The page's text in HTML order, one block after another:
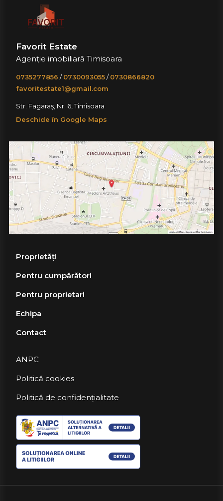
Favorit Estate
Agenție imobiliară Timisoara
0735277856 /0730093055/0730866820
favoritestate1@gmail.com
Str. Fagaraș, Nr. 6, Timisoara
Deschide în Google Maps
Proprietăți
Pentru cumpărători
Pentru proprietari
Echipa
Contact
ANPC
Politică cookies
Politică de confidențialitate